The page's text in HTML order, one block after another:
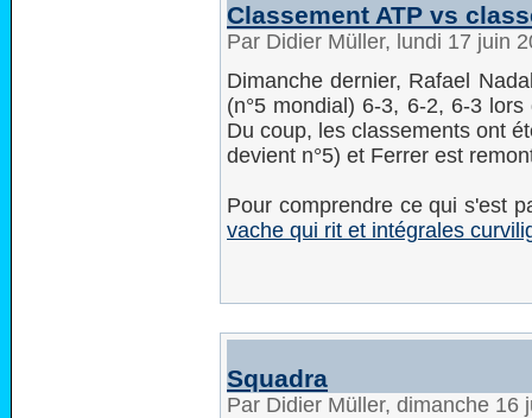
Classement ATP vs
Par Didier Müller, lundi 17 juin
Dimanche dernier, Rafael
(n°5 mondial) 6-3, 6-2, 6-3
Du coup, les classements ont
devient n°5) et Ferrer est
Pour comprendre ce qui s'est
vache qui rit et intégrales
Squadra
Par Didier Müller, dimanche 16